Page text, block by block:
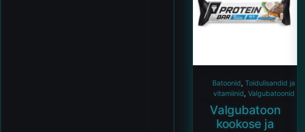
Batoonid,Toidulisandid ja
vitamiinid, Valgubatoonid
Valgubatoon
kookose ja